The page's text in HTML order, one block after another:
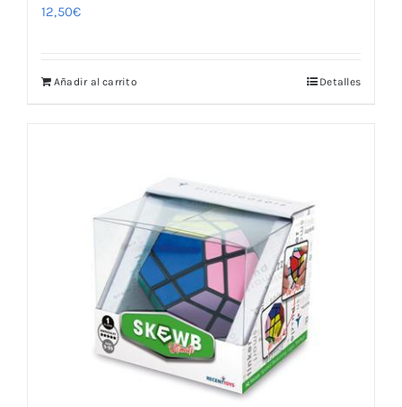
12,50€
Añadir al carrito Detalles